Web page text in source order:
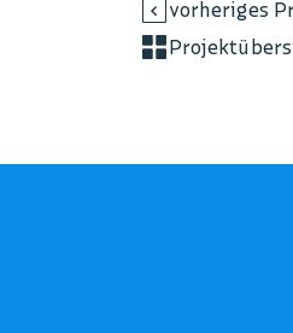
vorheriges